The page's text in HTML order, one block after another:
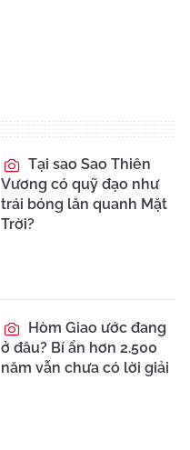
Tại sao Sao Thiên
Vương có quỹ đạo như
trái bóng lăn quanh Mặt
Trời?
Hòm Giao ước đang
ở đâu? Bí ẩn hơn 2.500
năm vẫn chưa có lời giải